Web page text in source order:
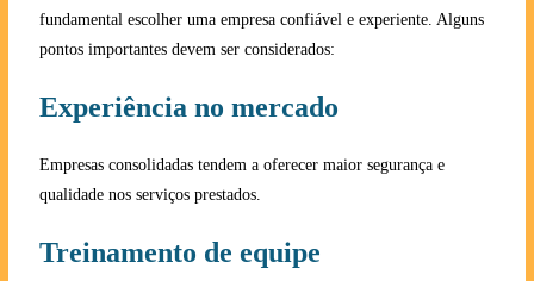
fundamental escolher uma empresa confiável e experiente. Alguns
pontos importantes devem ser considerados:
Experiência no mercado
Empresas consolidadas tendem a oferecer maior segurança e
qualidade nos serviços prestados.
Treinamento de equipe